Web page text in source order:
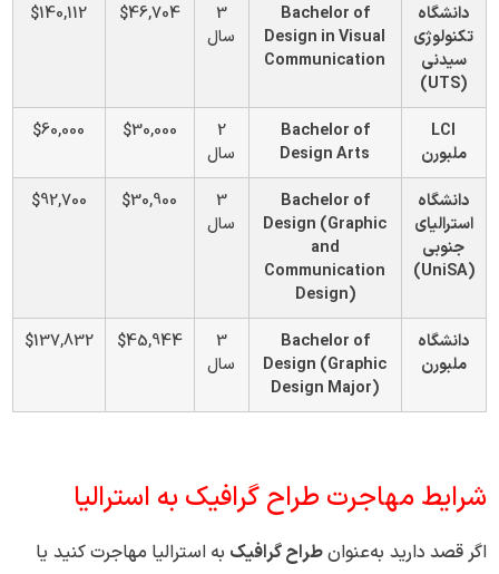
دانشگاه
تکنولوژی
سیدنی
(UTS)
Bachelor of
Design in Visual
Communication
3
سال
$46,704
$140,112
LCI
ملبورن
Bachelor of
Design Arts
2
سال
$30,000
$60,000
دانشگاه
استرالیای
جنوبی
(UniSA)
Bachelor of
Design (Graphic
and
Communication
Design)
3
سال
$30,900
$92,700
دانشگاه
ملبورن
Bachelor of
Design (Graphic
Design Major)
3
سال
$45,944
$137,832
شرایط مهاجرت طراح گرافیک به استرالیا
اگر قصد دارید به‌عنوانطراح گرافیک به استرالیا مهاجرت کنید یا